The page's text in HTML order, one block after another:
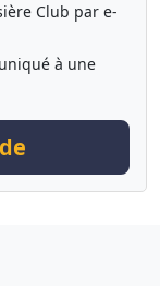
Club par e-
à une